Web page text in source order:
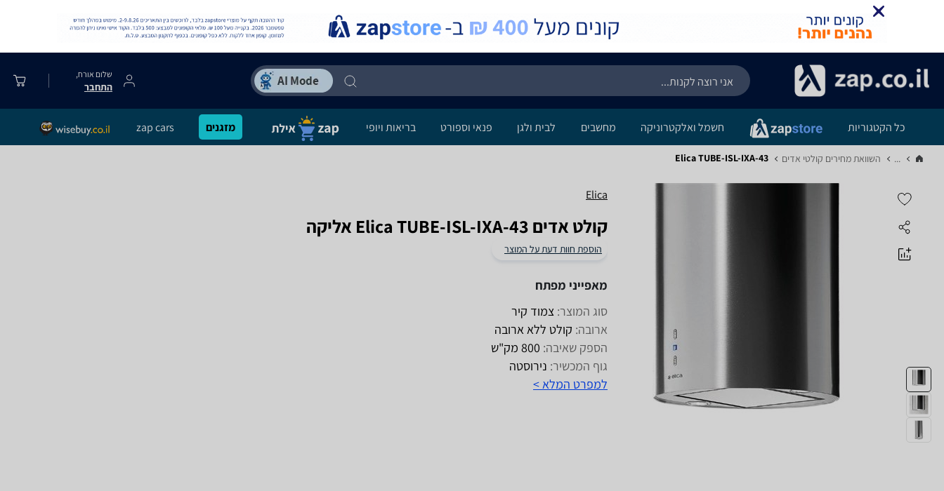
שלום אורח,
התחבר
כל הקטגוריות חשמל ואלקטרוניקה מחשבים לבית ולגן פנאי וספורט בריאות ויופי מזגנים zap cars
... השוואת מחירים קולטי אדים‏ Elica TUBE-ISL-IXA-43
Elica
קולט אדים Elica TUBE-ISL-IXA-43 אליקה
הוספת חוות דעת על המוצר
מאפייני מפתח
סוג המוצר: צמוד קיר
ארובה: קולט ללא ארובה
הספק שאיבה: 800 מק"ש
גוף המכשיר: נירוסטה
למפרט המלא >